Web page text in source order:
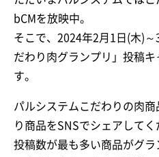
bCMを放映中。
そこで、2024年2月1日(木)
だわり肉グランプリ」投稿
す。
パルシステムこだわりの肉
り商品をSNSでシェアしてく
投稿数が最も多い商品がグ